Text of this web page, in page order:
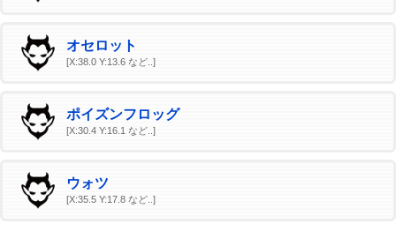
オセロット
[X:38.0 Y:13.6 など..]
ポイズンフロッグ
[X:30.4 Y:16.1 など..]
ウォツ
[X:35.5 Y:17.8 など..]